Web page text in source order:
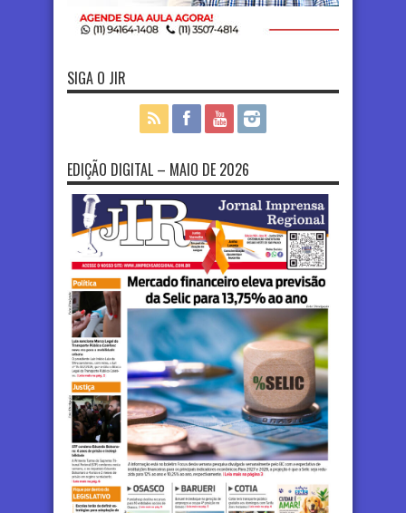
SIGA O JIR
EDIÇÃO DIGITAL – MAIO DE 2026